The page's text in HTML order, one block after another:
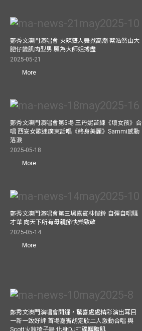
鄭秀文澳門演唱會 火辣雙人舞掀高潮 蔡浩然由大
肥仔變肌肉型男 願為大師姐搏盡
2025-05-21
More
鄭秀文澳門演唱會第5場 王丹妮苦練《壞女孩》合
唱 西安女歌迷廣東話唱《終身美麗》Sammi感動
落淚
2025-05-18
More
鄭秀文澳門演唱會第三場嘉賓林愷鈴 自彈自唱騷
才華 向天下所有母親節快樂致敬
2025-05-14
More
鄭秀文澳門演唱會開鑼，驚喜處處精彩演出耳目
一新一致好評 首場嘉賓胡定欣二人激動合唱 與